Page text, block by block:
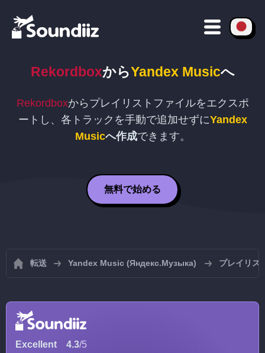
RekordboxからYandex Musicへ
Rekordboxからプレイリストファイルをエクスポ
ートし、各トラックを手動で追加せずにYandex
Musicへ作成できます。
無料で始める
転送 Yandex Music (Яндекс.Музыка) プレイリ
Excellent 4.3/5